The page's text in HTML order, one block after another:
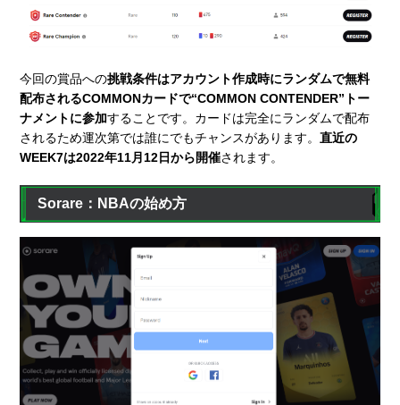
今回の賞品への挑戦条件はアカウント作成時にランダムで無料
配布されるCOMMONカードで“COMMON CONTENDER”トー
ナメントに参加することです。カードは完全にランダムで配布
されるため運次第では誰にでもチャンスがあります。直近の
WEEK7は2022年11月12日から開催されます。
Sorare：NBAの始め方